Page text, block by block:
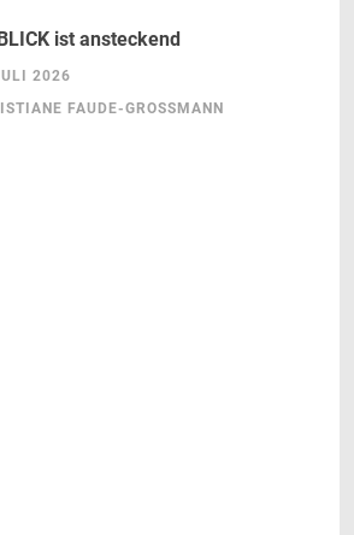
ist ansteckend
2026
FAUDE-GROSSMANN